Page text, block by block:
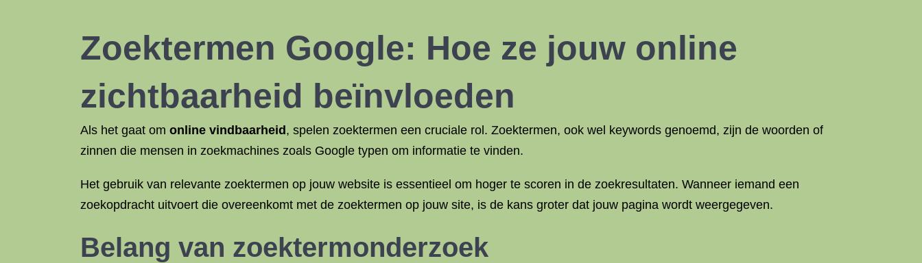
Zoektermen Google: Hoe ze jouw online
zichtbaarheid beïnvloeden
Als het gaat om online vindbaarheid , spelen zoektermen een cruciale rol. Zoektermen, ook wel keywords genoemd, zijn de woorden of
zinnen die mensen in zoekmachines zoals Google typen om informatie te vinden.
Het gebruik van relevante zoektermen op jouw website is essentieel om hoger te scoren in de zoekresultaten. Wanneer iemand een
zoekopdracht uitvoert die overeenkomt met de zoektermen op jouw site, is de kans groter dat jouw pagina wordt weergegeven.
Belang van zoektermonderzoek